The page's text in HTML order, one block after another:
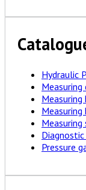
Hydraulic
Measuring
Measuring
Measuring
Pressure